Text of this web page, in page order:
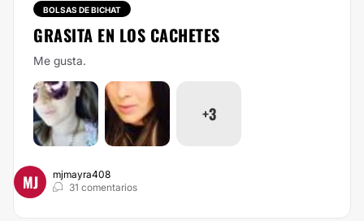
BOLSAS DE BICHAT
GRASITA EN LOS CACHETES
Me gusta.
+3
MJ
mjmayra408
31 comentarios